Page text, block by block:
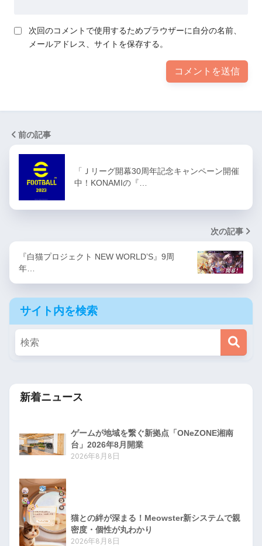
次回のコメントで使用するためブラウザーに自分の名前、
メールアドレス、サイトを保存する。
前の記事
「Ｊリーグ開幕30周年記念キャンペーン開催
中！KONAMIの『…
次の記事
『白猫プロジェクト NEW WORLD’S』9周
年…
サイト内を検索
新着ニュース
ゲームが地域を繋ぐ新拠点「ONeZONE湘南
台」2026年8月開業
2026年8月8日
猫との絆が深まる！Meowster新システムで親
密度・個性が丸わかり
2026年8月8日